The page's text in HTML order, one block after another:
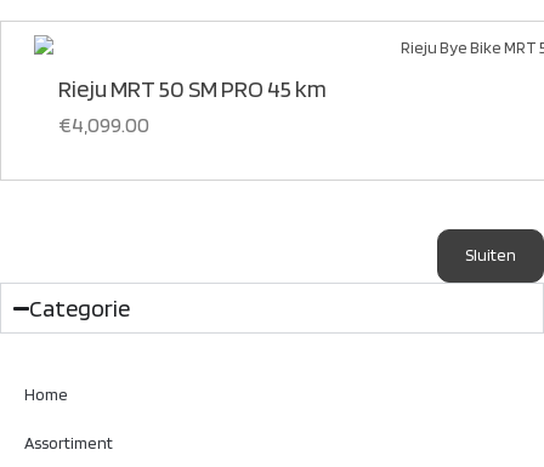
Rieju MRT 50 SM PRO 45 km
€4,099.00
Sluiten
Categorie
Home
Assortiment